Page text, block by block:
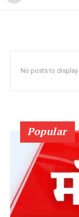
No posts to display
Popular